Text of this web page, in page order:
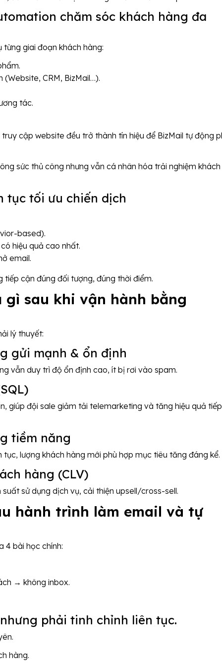
chăm sóc khách hàng đa
giai đoạn khách hàng:
CRM, BizMail…).
tác.
cập website đều trở thành tín hiệu để BizMail tự động
sức thủ công nhưng vẫn cá nhân hóa trải nghiệm khách
tục tối ưu chiến dịch
based).
hiệu quả cao nhất.
email.
tiếp cận đúng đối tượng, đúng thời điểm.
sau khi vận hành bằng
lý thuyết:
gửi mạnh & ổn định
vẫn duy trì độ ổn định cao, ít bị rơi vào spam.
giúp đội sale giảm tải telemarketing và tăng hiệu quả tiếp
tiềm năng
lượng khách hàng mới phù hợp mục tiêu tăng đáng kể.
hàng (CLV)
sử dụng dịch vụ, cải thiện upsell/cross-sell.
hành trình làm email và tự
4 bài học chính:
→ không inbox.
phải tinh chỉnh liên tục.
hàng.